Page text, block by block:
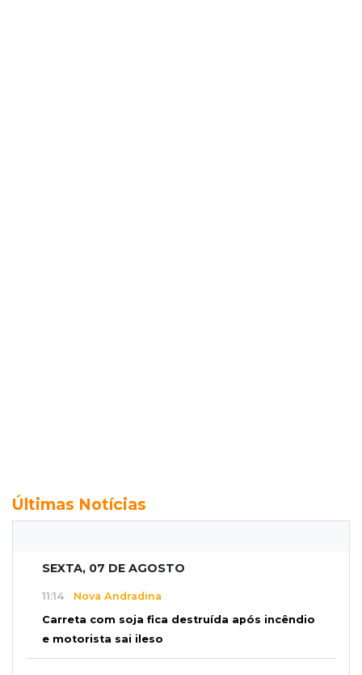
Últimas Notícias
SEXTA, 07 DE AGOSTO
11:14 Nova Andradina
Carreta com soja fica destruída após incêndio
e motorista sai ileso